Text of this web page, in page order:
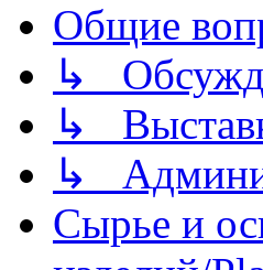
Общие
↳
↳
↳
Сырье и